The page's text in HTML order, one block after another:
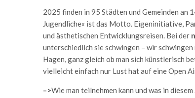
2025 finden in 95 Städten und Gemeinden
Jugendliche« ist das Motto. Eigeninitiative,
und ästhetischen Entwicklungsreisen. Bei der
unterschiedlich sie schwingen – wir
Hagen, ganz gleich ob man sich künstlerisch
vielleicht einfach nur Lust hat auf eine Open
–>Wie man teilnehmen kann und was in